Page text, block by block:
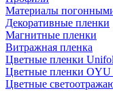
Материалы
Декоративные пленки
Магнитные пленки
Витражная пленка
Цветные пленки Unifol
Цветные пленки
Цветные